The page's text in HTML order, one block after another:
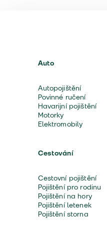
Auto
Autopojištění
Povinné ručení
Havarijní pojištění
Motorky
Elektromobily
Cestování
Cestovní pojištění
Pojištění pro rodinu
Pojištění na hory
Pojištění letenek
Pojištění storna